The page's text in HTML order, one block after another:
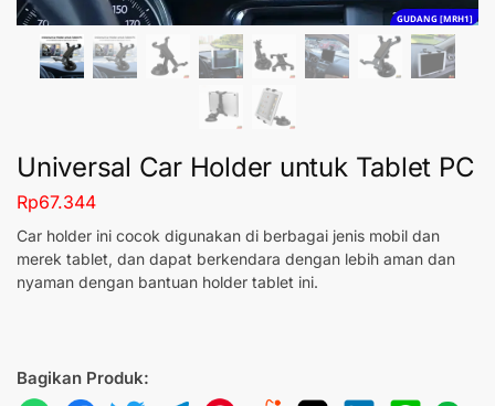
GUDANG [MRH1]
Universal Car Holder untuk Tablet PC
Rp67.344
Car holder ini cocok digunakan di berbagai jenis mobil dan
merek tablet, dan dapat berkendara dengan lebih aman dan
nyaman dengan bantuan holder tablet ini.
Bagikan Produk: